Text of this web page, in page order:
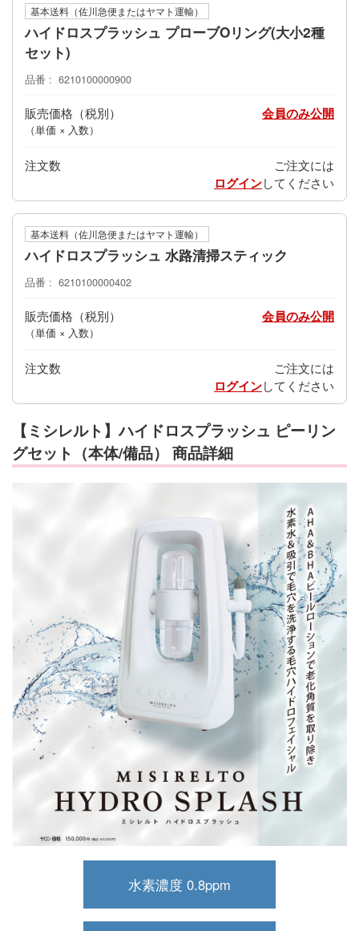
基本送料（佐川急便またはヤマト運輸）
ハイドロスプラッシュ プローブOリング(大小2種
セット)
品番 6210100000900
販売価格
（単価 × 入数）
会員のみ公開
注文数 ご注文には
ログインしてください
基本送料（佐川急便またはヤマト運輸）
ハイドロスプラッシュ 水路清掃スティック
品番 6210100000402
販売価格
（単価 × 入数）
会員のみ公開
注文数 ご注文には
ログインしてください
【ミシレルト】ハイドロスプラッシュ ピーリン
グセット（本体/備品） 商品詳細
水素濃度 0.8ppm